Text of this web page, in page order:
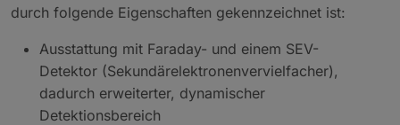
durch folgende Eigenschaften gekennzeichnet ist:
Ausstattung mit Faraday- und einem SEV-
Detektor (Sekundärelektronenvervielfacher),
dadurch erweiterter, dynamischer
Detektionsbereich